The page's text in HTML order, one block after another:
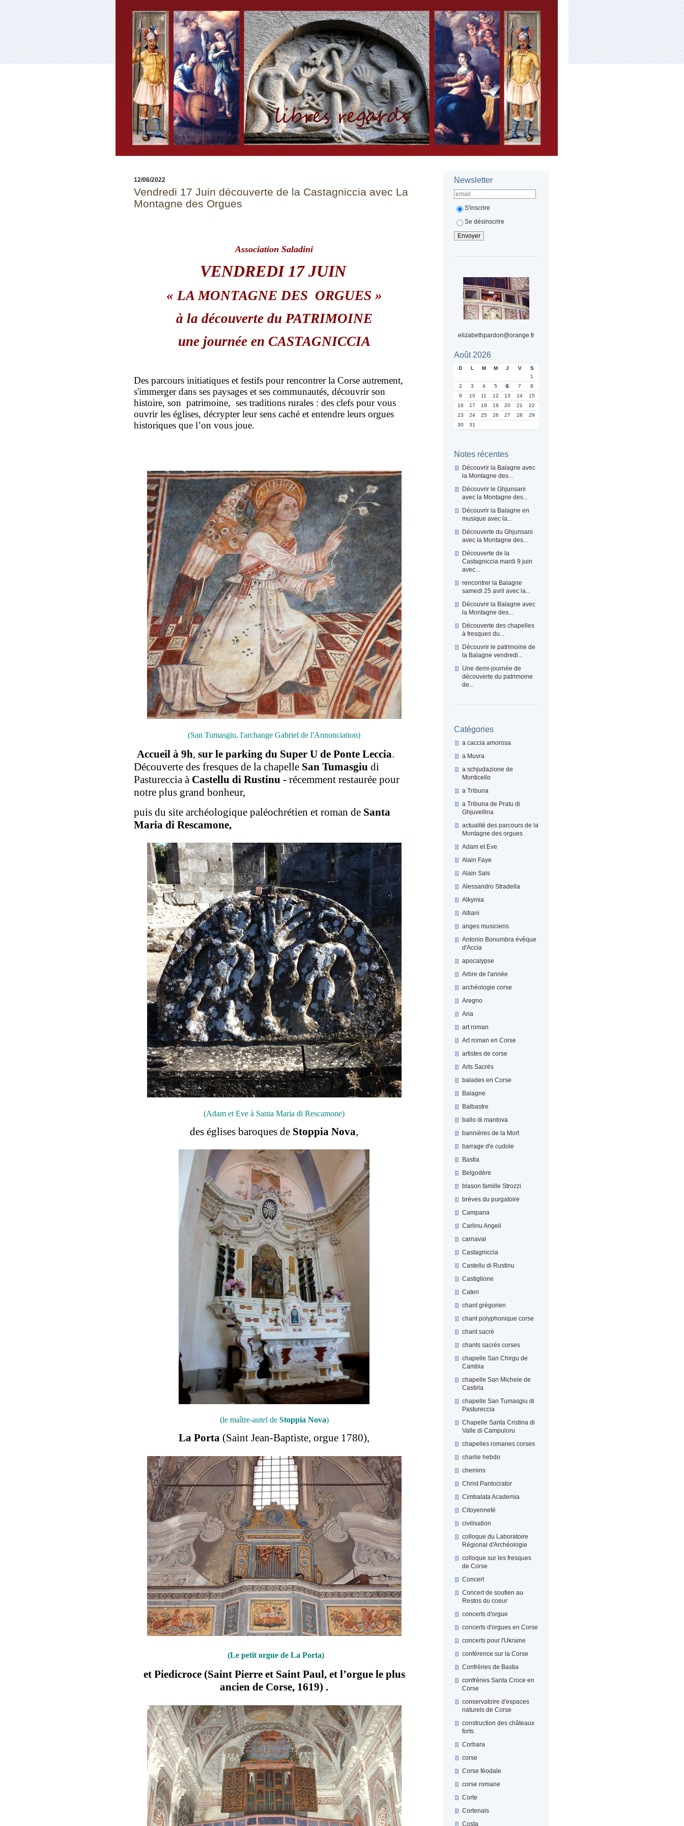
Newsletter
S'inscrire
Se désinscrire
elizabethpardon@orange.fr
Août 2026
D L M M J V
S
1
2
3 4 5 6 7
8
9
10 11 12 13 14
15
16
17 18 19 20 21
22
23
24 25 26 27 28
29
30
31
Notes récentes
Découvrir la Balagne avec
la Montagne des...
Découvrir le Ghjunsani
avec la Montagne des...
Découvrir la Balagne en
musique avec la...
Découverte du Ghjunsani
avec la Montagne des...
Découverte de la
Castagniccia mardi 9 juin
avec...
rencontrer la Balagne
samedi 25 avril avec la...
Découvrir la Balagne avec
la Montagne des...
Découverte des chapelles
à fresques du...
Découvrir le patrimoine de
la Balagne vendredi...
Une demi-journée de
découverte du patrimoine
de...
Catégories
a caccia amorosa
a Muvra
a schjudazione de
Monticello
a Tribuna
a Tribuna de Pratu di
Ghjuvellina
actualité des parcours de la
Montagne des orgues
Adam et Eve
Alain Faye
Alain Sals
Alessandro Stradella
Alkymia
Altiani
anges musiciens
Antonio Bonumbra évêque
d'Accia
apocalypse
Arbre de l'année
archéologie corse
Aregno
Aria
art roman
Art roman en Corse
artistes de corse
Arts Sacrés
balades en Corse
Balagne
Balbastre
ballo di mantova
bannières de la Mort
barrage d'e cudole
Bastia
Belgodère
blason famille Strozzi
brèves du purgatoire
Campana
Carlinu Angeli
carnaval
Castagniccia
Castellu di Rustinu
Castiglione
Cateri
chant grégorien
chant polyphonique corse
chant sacré
chants sacrés corses
chapelle San Chirgu de
Cambia
chapelle San Michele de
Castirla
chapelle San Tumasgiu di
Pastureccia
Chapelle Santa Cristina di
Valle di Campuloru
chapelles romanes corses
charlie hebdo
chemins
Christ Pantocrator
Cimbalata Academia
Citoyenneté
civilisation
colloque du Laboratoire
Régional d'Archéologie
colloque sur les fresques
de Corse
Concert
Concert de soutien au
Restos du coeur
concerts d'orgue
concerts d'orgues en Corse
concerts pour l'Ukraine
conférence sur la Corse
Confréries de Bastia
confréries Santa Croce en
Corse
conservatoire d'espaces
naturels de Corse
construction des châteaux
forts
Corbara
corse
Corse féodale
corse romane
Corte
Cortenais
Costa
12/06/2022
Vendredi 17 Juin découverte de la Castagniccia avec La
Montagne des Orgues
Association Saladini
VENDREDI 17 JUIN
« LA MONTAGNE DES ORGUES »
à la découverte du PATRIMOINE
une journée en CASTAGNICCIA
Des parcours initiatiques et festifs pour rencontrer la Corse autrement,
s'immerger dans ses paysages et ses communautés, découvrir son
histoire, son patrimoine, ses traditions rurales : des clefs pour vous
ouvrir les églises, décrypter leur sens caché et entendre leurs orgues
historiques que l’on vous joue.
(San Tumasgiu, l'archange Gabriel de l'Annonciation)
Accueil à 9h, sur le parking du Super U de Ponte Leccia.
Découverte des fresques de la chapelle San Tumasgiu di
Pastureccia à Castellu di Rustinu - récemment restaurée pour
notre plus grand bonheur,
puis du site archéologique paléochrétien et roman de Santa
Maria di Rescamone,
(Adam et Eve à Santa Maria di Rescamone)
des églises baroques de Stoppia Nova,
(le maître-autel de Stoppia Nova)
La Porta (Saint Jean-Baptiste, orgue 1780),
(Le petit orgue de La Porta)
et Piedicroce (Saint Pierre et Saint Paul, et l’orgue le plus
ancien de Corse, 1619) .